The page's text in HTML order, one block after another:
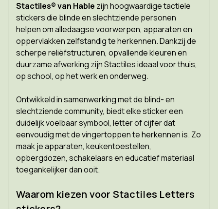
Stactiles® van Hable zijn hoogwaardige tactiele
stickers die blinde en slechtziende personen
helpen om alledaagse voorwerpen, apparaten en
oppervlakken zelfstandig te herkennen. Dankzij de
scherpe reliëfstructuren, opvallende kleuren en
duurzame afwerking zijn Stactiles ideaal voor thuis,
op school, op het werk en onderweg.
Ontwikkeld in samenwerking met de blind- en
slechtziende community, biedt elke sticker een
duidelijk voelbaar symbool, letter of cijfer dat
eenvoudig met de vingertoppen te herkennen is. Zo
maak je apparaten, keukentoestellen,
opbergdozen, schakelaars en educatief materiaal
toegankelijker dan ooit.
Waarom kiezen voor Stactiles Letters